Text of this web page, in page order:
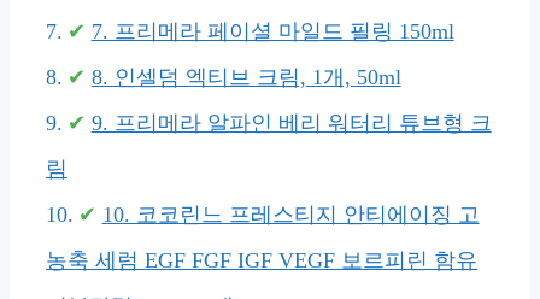
7. 프리메라 페이셜 마일드 필링 150ml
8. 인셀덤 엑티브 크림, 1개, 50ml
9. 프리메라 알파인 베리 워터리 튜브형 크
림
10. 코코린느 프레스티지 안티에이징 고
농축 세럼 EGF FGF IGF VEGF 보르피린 함유